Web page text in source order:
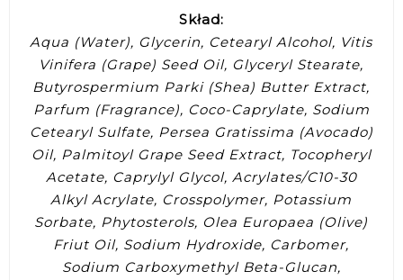
Skład:
Aqua (Water), Glycerin, Cetearyl Alcohol, Vitis
Vinifera (Grape) Seed Oil, Glyceryl Stearate,
Butyrospermium Parki (Shea) Butter Extract,
Parfum (Fragrance), Coco-Caprylate, Sodium
Cetearyl Sulfate, Persea Gratissima (Avocado)
Oil, Palmitoyl Grape Seed Extract, Tocopheryl
Acetate, Caprylyl Glycol, Acrylates/C10-30
Alkyl Acrylate, Crosspolymer, Potassium
Sorbate, Phytosterols, Olea Europaea (Olive)
Friut Oil, Sodium Hydroxide, Carbomer,
Sodium Carboxymethyl Beta-Glucan,